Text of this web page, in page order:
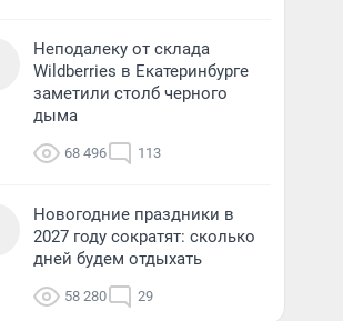
Неподалеку от склада
Wildberries в Екатеринбурге
заметили столб черного
дыма
68 496 113
Новогодние праздники в
2027 году сократят: сколько
дней будем отдыхать
58 280 29